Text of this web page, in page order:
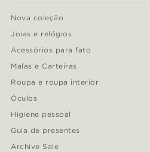
Nova coleção
Joias e relógios
Acessórios para fato
Malas e Carteiras
Roupa e roupa interior
Óculos
Higiene pessoal
Guia de presentes
Archive Sale